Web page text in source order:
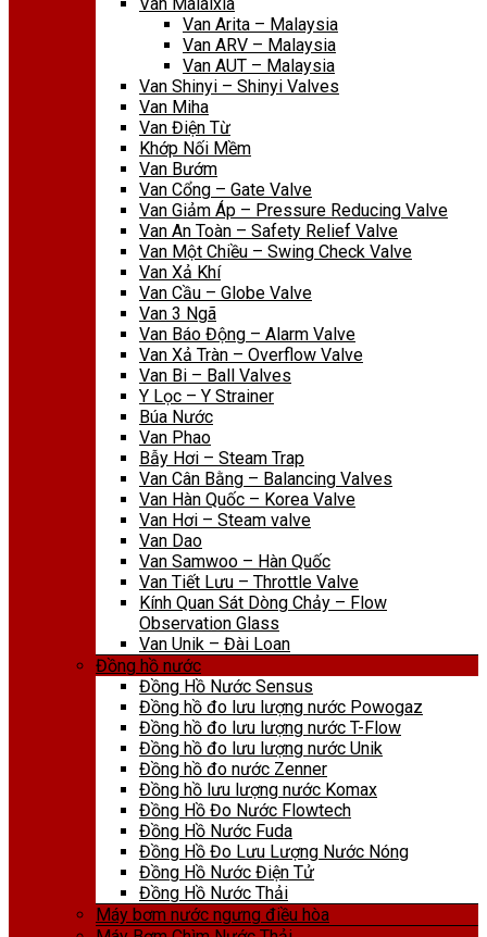
Van Arita – Malaysia
Van ARV – Malaysia
Van AUT – Malaysia
Van Shinyi – Shinyi Valves
Van Miha
Van Điện Từ
Khớp Nối Mềm
Van Bướm
Van Cổng – Gate Valve
Van Giảm Áp – Pressure Reducing Valve
Van An Toàn – Safety Relief Valve
Van Một Chiều – Swing Check Valve
Van Xả Khí
Van Cầu – Globe Valve
Van 3 Ngã
Van Báo Động – Alarm Valve
Van Xả Tràn – Overflow Valve
Van Bi – Ball Valves
Y Lọc – Y Strainer
Búa Nước
Van Phao
Bẫy Hơi – Steam Trap
Van Cân Bằng – Balancing Valves
Van Hàn Quốc – Korea Valve
Van Hơi – Steam valve
Van Dao
Van Samwoo – Hàn Quốc
Van Tiết Lưu – Throttle Valve
Kính Quan Sát Dòng Chảy – Flow
Observation Glass
Van Unik – Đài Loan
Đồng hồ nước
Đồng Hồ Nước Sensus
Đồng hồ đo lưu lượng nước Powogaz
Đồng hồ đo lưu lượng nước T-Flow
Đồng hồ đo lưu lượng nước Unik
Đồng hồ đo nước Zenner
Đồng hồ lưu lượng nước Komax
Đồng Hồ Đo Nước Flowtech
Đồng Hồ Nước Fuda
Đồng Hồ Đo Lưu Lượng Nước Nóng
Đồng Hồ Nước Điện Tử
Đồng Hồ Nước Thải
Máy bơm nước ngưng điều hòa